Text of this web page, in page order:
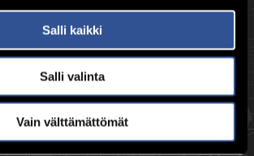
Salli kaikki
Salli valinta
Vain välttämättömät
0400 517 123
Evästeseloste
Haka-Aronkuja 2